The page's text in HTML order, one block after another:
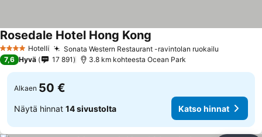
4 Tähtiluokitus
Hotelli Sonata Western Restaurant -ravintolan ruokailu
Rosedale Hotel Hong Kong
7,6 Hyvä 17 891 3.8 km kohteesta Ocean Park
Alkaen 50 €
Näytä hinnat 14 sivustolta Katso hinnat